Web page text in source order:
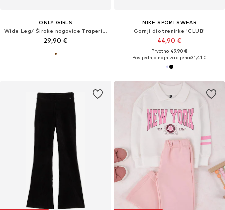
ONLY GIRLS
Wide Leg/ Široke nogavice Traperice 'KOGCOMET'
29,90 €
NIKE SPORTSWEAR
Gornji dio trenirke 'CLUB'
44,90 €
Prvotno: 49,90 €
Posljednja najniža cijena:31,41 €